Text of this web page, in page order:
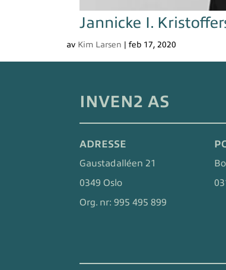
Jannicke I.
av Kim Larsen |feb 17, 2020
INVEN2 AS
ADRESSE
Gaustadalléen 21
0349 Oslo
Org. nr:995 495 899